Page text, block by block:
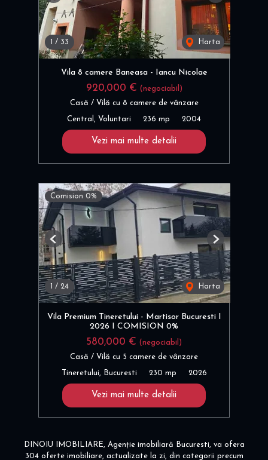
/ 33 Harta
Vila 8 camere Baneasa - Iancu Nicolae
920,000 € (negociabil)
Casă / Vilă cu 8 camere de vânzare
Central, Voluntari 236 mp 2004
Vezi mai multe detalii
Comision 0%
1 / 24 Harta
Previous Next
Vila Premium Tineretului - Martisor Bucuresti I
2026 I COMISION 0%
580,000 € (negociabil)
Casă / Vilă cu 5 camere de vânzare
Tineretului, Bucuresti 230 mp 2026
Vezi mai multe detalii
DINOIU IMOBILIARE, Agenție imobiliară Bucuresti, va ofera
304 oferte imobiliare, actualizate la zi, din categorii precum